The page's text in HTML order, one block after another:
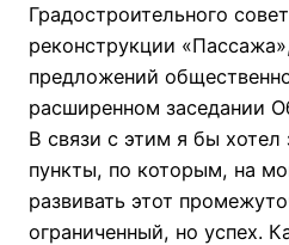
Градостроительного
реконструкции
предложений
расширенном заседании
В связи с этим я бы хотел
пункты, по которым, на
развивать этот
ограниченный, но успех.